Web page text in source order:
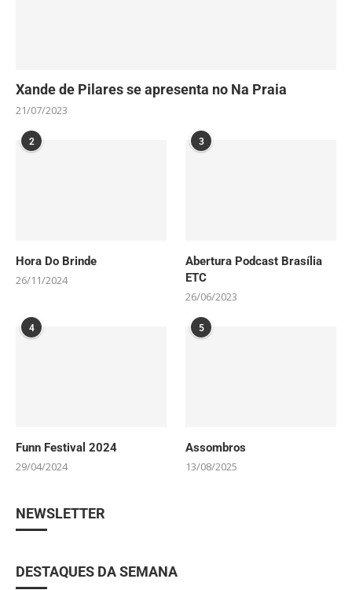
Xande de Pilares se apresenta no Na Praia
21/07/2023
2
Hora Do Brinde
26/11/2024
3
Abertura Podcast Brasília
ETC
26/06/2023
4
Funn Festival 2024
29/04/2024
5
Assombros
13/08/2025
NEWSLETTER
DESTAQUES DA SEMANA